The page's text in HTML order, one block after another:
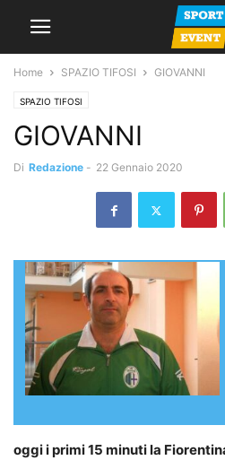
Home SPAZIO TIFOSI GIOVANNI
SPAZIO TIFOSI
GIOVANNI
Di Redazione - 22 Gennaio 2020
oggi i primi 15 minuti la